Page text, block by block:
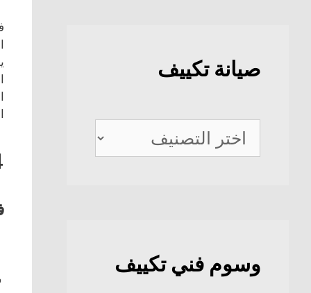
صيانة تكييف
صيانة
تكييف
وسوم فني تكييف